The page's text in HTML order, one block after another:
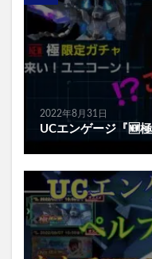
2022年8月31日
UCエンゲージ『🆕